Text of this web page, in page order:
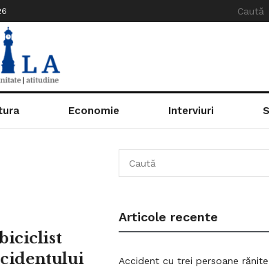
Economie Interviuri
Articole recente
Accident cu trei persoane rănite